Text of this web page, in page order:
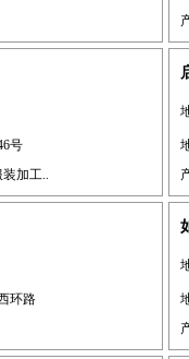
号
加工..
环路